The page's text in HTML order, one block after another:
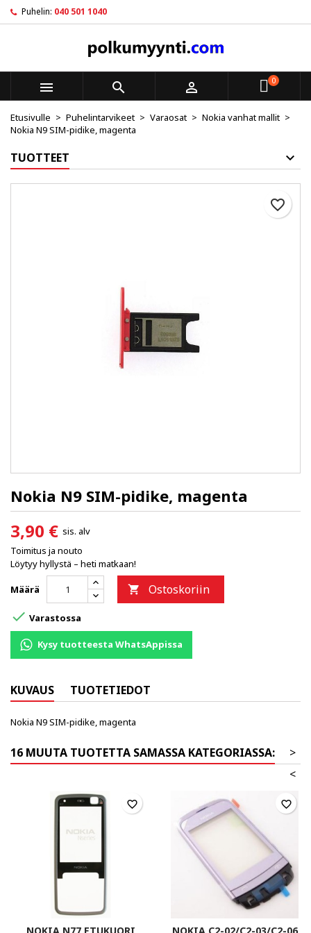
Puhelin: 040 501 1040
   0
Etusivulle Puhelintarvikeet Varaosat
Nokia vanhat mallit
Nokia N9 SIM-pidike, magenta
TUOTTEET
Nokia N9 SIM-pidike, magenta
3,90 € sis. alv
Toimitus ja nouto
Löytyy hyllystä – heti matkaan!
Määrä  Ostoskoriin
favorite_border
 Varastossa
Kysy tuotteesta WhatsAppissa
KUVAUS TUOTETIEDOT
Nokia N9 SIM-pidike, magenta
16 MUUTA TUOTETTA SAMASSA KATEGORIASSA:
>
<
favorite_border favorite_border
My wishlists ×
Create new list
Luo toivelista ×
Toivelistan nimi
Kirjaudu sisään ×
Sinun pitää olla kirjautunut jotta voit lisätä tuotteita
toivelistalle.
Peruuta Kirjaudu sisään